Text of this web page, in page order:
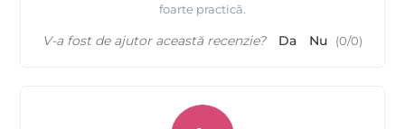
foarte practică.
V-a fost de ajutor această recenzie? Da Nu (0/0)